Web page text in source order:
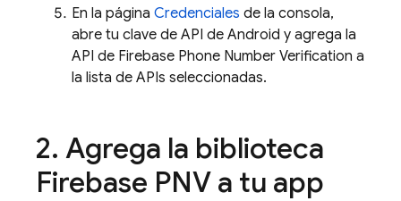
En la página Credenciales de la consola,
abre tu clave de API de Android y agrega la
API de Firebase Phone Number Verification a
la lista de APIs seleccionadas.
2. Agrega la biblioteca
Firebase PNV a tu app